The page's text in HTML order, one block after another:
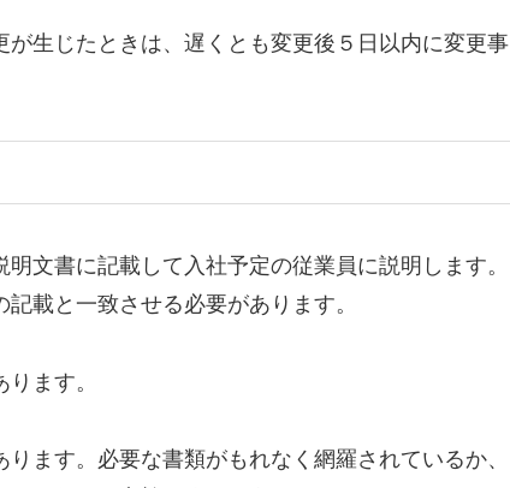
生じたときは、遅くとも変更後５日以内に変更事
文書に記載して入社予定の従業員に説明します。
載と一致させる必要があります。
ます。
ます。必要な書類がもれなく網羅されているか、